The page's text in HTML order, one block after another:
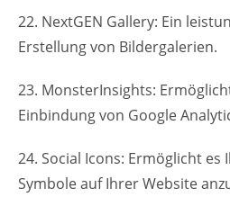
22. NextGEN Gallery: Ein
Erstellung von Bildergalerien.
23. MonsterInsights:
Einbindung von Google
24. Social Icons: Ermöglicht es
Symbole auf Ihrer Website